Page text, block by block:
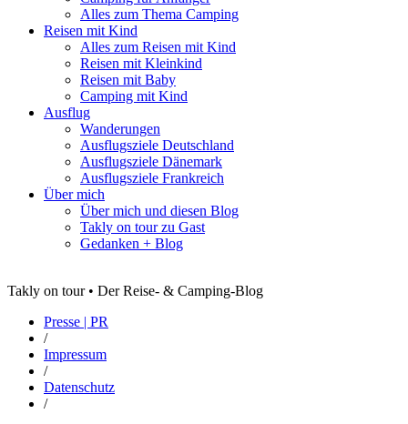
Alles zum Thema Camping
Reisen mit Kind
Alles zum Reisen mit Kind
Reisen mit Kleinkind
Reisen mit Baby
Camping mit Kind
Ausflug
Wanderungen
Ausflugsziele Deutschland
Ausflugsziele Dänemark
Ausflugsziele Frankreich
Über mich
Über mich und diesen Blog
Takly on tour zu Gast
Gedanken + Blog
Takly on tour • Der Reise- & Camping-Blog
Presse | PR
/
Impressum
/
Datenschutz
/